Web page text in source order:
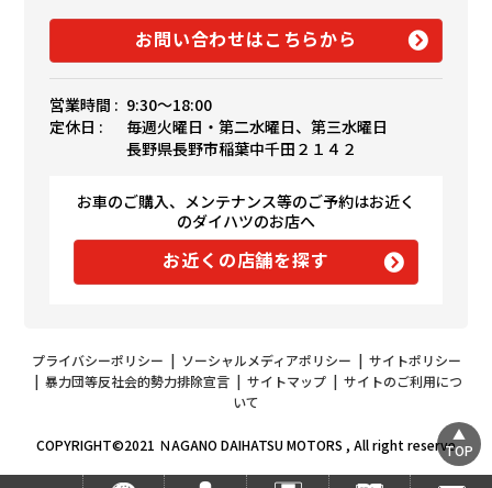
お問い合わせはこちらから
営業時間 : 9:30〜18:00
定休日 :
毎週火曜日・第二水曜日、第三水曜日
長野県長野市稲葉中千田２１４２
お車のご購入、メンテナンス等のご予約はお近く
のダイハツのお店へ
お近くの店舗を探す
プライバシーポリシー | ソーシャルメディアポリシー | サイトポリシー
| 暴力団等反社会的勢力排除宣言| サイトマップ| サイトのご利用につ
いて
COPYRIGHT©2021 ＮAGANO DAIHATSU MOTORS , All right reserveTOP